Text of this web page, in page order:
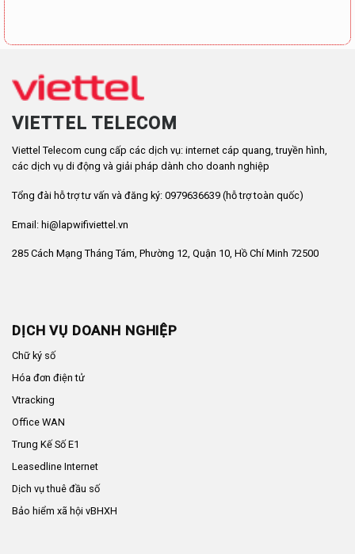
VIETTEL TELECOM
Viettel Telecom cung cấp các dịch vụ: internet cáp quang, truyền hình,
các dịch vụ di động và giải pháp dành cho doanh nghiệp
Tổng đài hỗ trợ tư vấn và đăng ký: 0979636639 (hỗ trợ toàn quốc)
Email: hi@lapwifiviettel.vn
285 Cách Mạng Tháng Tám, Phường 12, Quận 10, Hồ Chí Minh 72500
DỊCH VỤ DOANH NGHIỆP
Chữ ký số
Hóa đơn điện tử
Vtracking
Office WAN
Trung Kế Số E1
Leasedline Internet
Dịch vụ thuê đầu số
Bảo hiểm xã hội vBHXH